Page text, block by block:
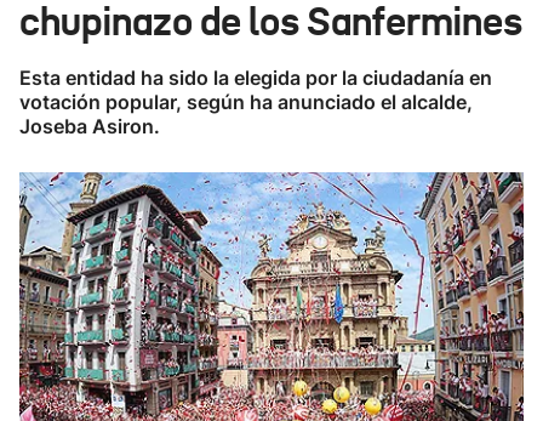
Eguraldia
chupinazo de los Sanfermines
Esta entidad ha sido la elegida por la ciudadanía en
votación popular, según ha anunciado el alcalde,
Joseba Asiron.